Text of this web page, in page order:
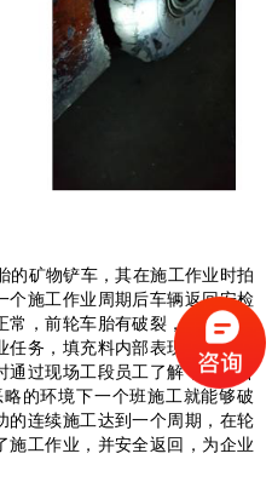
矿物铲车，其在施工作业时拍
个施工作业周期后车辆返回安检
，前轮车胎有破裂，为矿石割
务，填充料内部表现良好，对
通过现场工段员工了解，这种普
的环境下一个班施工就能够破
的连续施工达到一个周期，在轮
施工作业，并安全返回，为企业